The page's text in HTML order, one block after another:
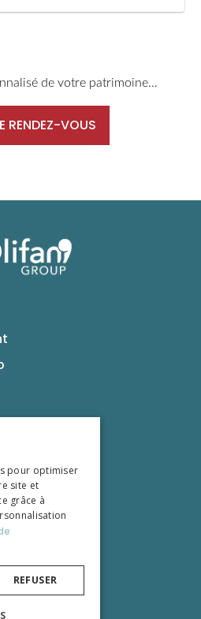
de votre patrimoine…
RENDEZ-VOUS
de la Tutelle
Chiffre
pour optimiser
site et
grâce à
REFUSER